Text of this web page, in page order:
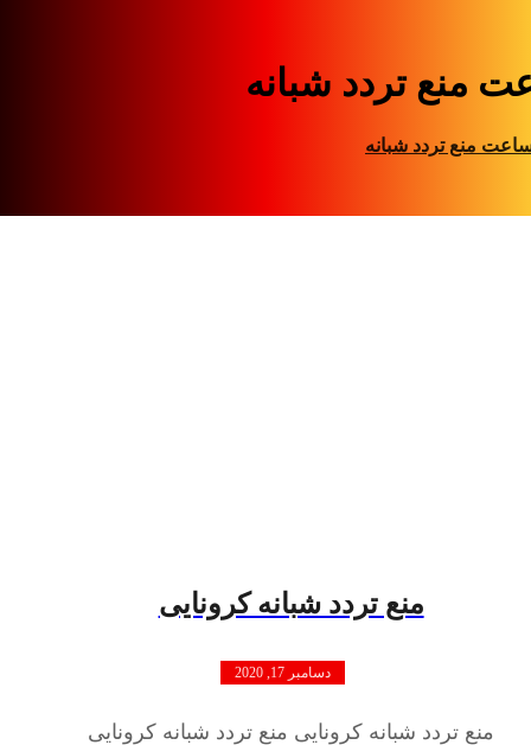
منع تردد شبانه
منع تردد شبانه
منع تردد شبانه کرونایی
دسامبر 17, 2020
منع تردد شبانه کرونایی منع تردد شبانه کرونایی